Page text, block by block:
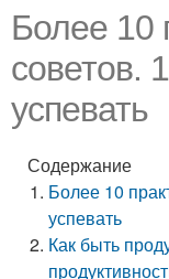
Более 10
советов.
успевать
Содержание
Более 10
успевать
Как быть